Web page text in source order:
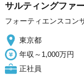
サルティングファ
フォーティエンスコン
東京都
年収～1,000万円
正社員